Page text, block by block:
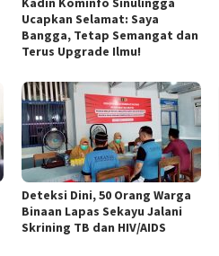
Ucapkan Selamat: Saya
Bangga, Tetap Semangat dan
Terus Upgrade Ilmu!
Deteksi Dini, 50 Orang Warga
Binaan Lapas Sekayu Jalani
Skrining TB dan HIV/AIDS